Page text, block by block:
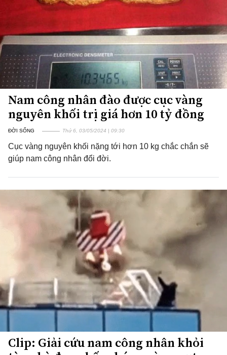
Nam công nhân đào được cục vàng
nguyên khối trị giá hơn 10 tỷ đồng
ĐỜI SỐNG Thứ 6, 03/05/2024 | 09:30
Cục vàng nguyên khối nặng tới hơn 10 kg chắc chắn sẽ
giúp nam công nhân đổi đời.
Clip: Giải cứu nam công nhân khỏi